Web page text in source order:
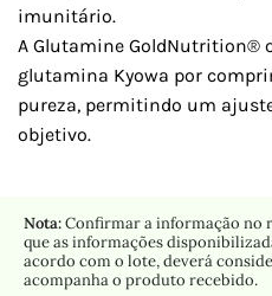
imunitário.
A Glutamine GoldNutrition®
glutamina Kyowa por
pureza, permitindo um
objetivo.
Nota:Confirmar a informação no
que as informações
acordo com o lote, deverá
acompanha o produto recebido.